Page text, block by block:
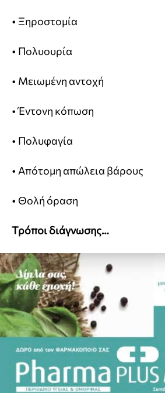
• Ξηροστομία
• Πολυουρία
• Μειωμένη αντοχή
• Έντονη κόπωση
• Πολυφαγία
• Απότομη απώλεια βάρους
• Θολή όραση
Τρόποι διάγνωσης…